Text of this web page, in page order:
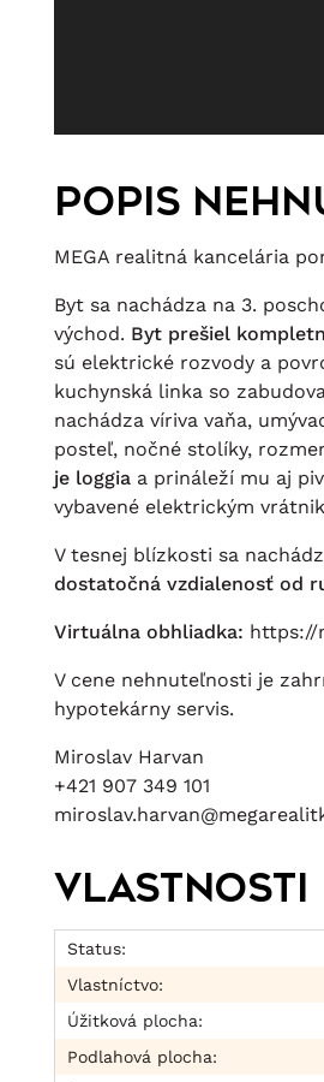
Popis
MEGA realitná kancelária
Byt sa nachádza na 3.
východ. Byt prešiel
sú elektrické rozvody a
kuchynská linka so
nachádza víriva vaňa,
posteľ, nočné stolíky,
je loggia a prináleží mu aj
vybavené elektrickým
V tesnej blízkosti sa
dostatočná vzdialenosť od
Virtuálna obhliadka: https://
V cene nehnuteľnosti je
hypotekárny servis.
Miroslav Harvan
+421 907 349 101
Vlastnosti
Status:
Vlastníctvo:
Úžitková plocha:
Podlahová plocha: